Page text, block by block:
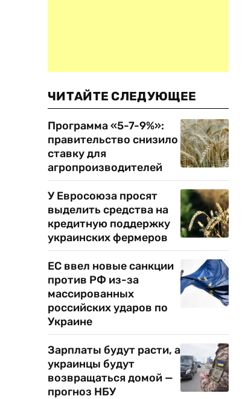
ЧИТАЙТЕ СЛЕДУЮЩЕЕ
Программа «5-7-9%»:
правительство снизило
ставку для
агропроизводителей
У Евросоюза просят
выделить средства на
кредитную поддержку
украинских фермеров
ЕС ввел новые санкции
против РФ из-за
массированных
российских ударов по
Украине
Зарплаты будут расти, а
украинцы будут
возвращаться домой —
прогноз НБУ